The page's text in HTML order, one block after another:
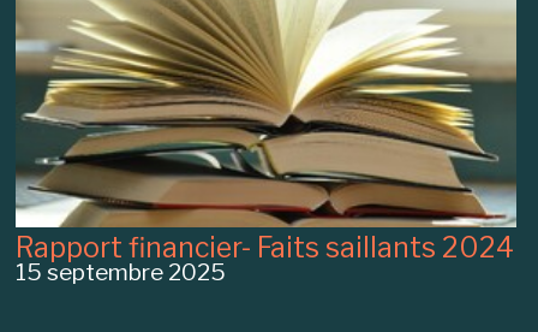
Rapport financier- Faits saillants 2024
15 septembre 2025